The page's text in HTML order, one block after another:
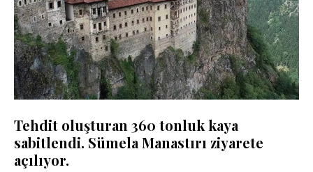
Tehdit oluşturan 360 tonluk kaya
sabitlendi. Sümela Manastırı ziyarete
açılıyor.